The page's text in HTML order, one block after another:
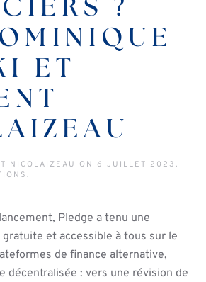
?
ET
NICOLAIZEAU ON 6 JUILLET 2023 .
.
Pledge a tenu une
et accessible à tous sur le
de finance alternative,
décentralisée : vers une révision de